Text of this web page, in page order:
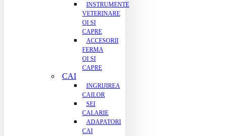
INSTRUMENTE
VETERINARE
OI SI
CAPRE
ACCESORII
FERMA
OI SI
CAPRE
CAI
INGRIJIREA
CAILOR
SEI
CALARIE
ADAPATORI
CAI